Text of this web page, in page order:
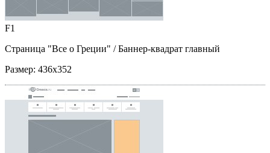
F1
Страница "Все о Греции" / Баннер-квадрат главный
Размер: 436x352